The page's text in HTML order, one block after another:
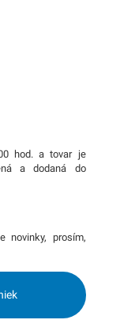
hod. a tovar je
a dodaná do
novinky, prosím,